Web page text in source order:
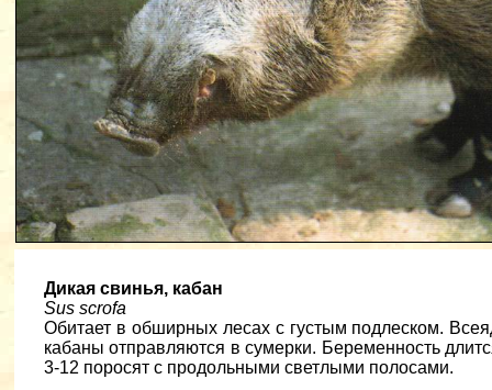
Дикая свинья, кабан
Sus scrofa
Обитает в обширных лесах с густым подлеском.
кабаны отправляются в сумерки. Беременность
3-12 поросят с продольными светлыми полосами.